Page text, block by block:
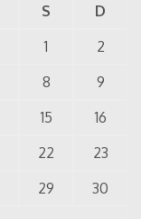
S
D
1
2
8
9
15
16
22
23
29
30